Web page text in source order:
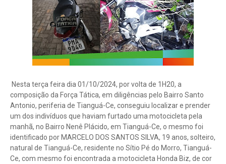
Nesta terça feira dia 01/10/2024, por volta de 1H20, a
composição da Força Tática, em diligências pelo Bairro Santo
Antonio, periferia de Tianguá-Ce, conseguiu localizar e prender
um dos indivíduos que haviam furtado uma motocicleta pela
manhã, no Bairro Nenê Plácido, em Tianguá-Ce, o mesmo foi
identificado por MARCELO DOS SANTOS SILVA, 19 anos, solteiro,
natural de Tianguá-Ce, residente no Sítio Pé do Morro, Tianguá-
Ce, com mesmo foi encontrada a motocicleta Honda Biz, de cor